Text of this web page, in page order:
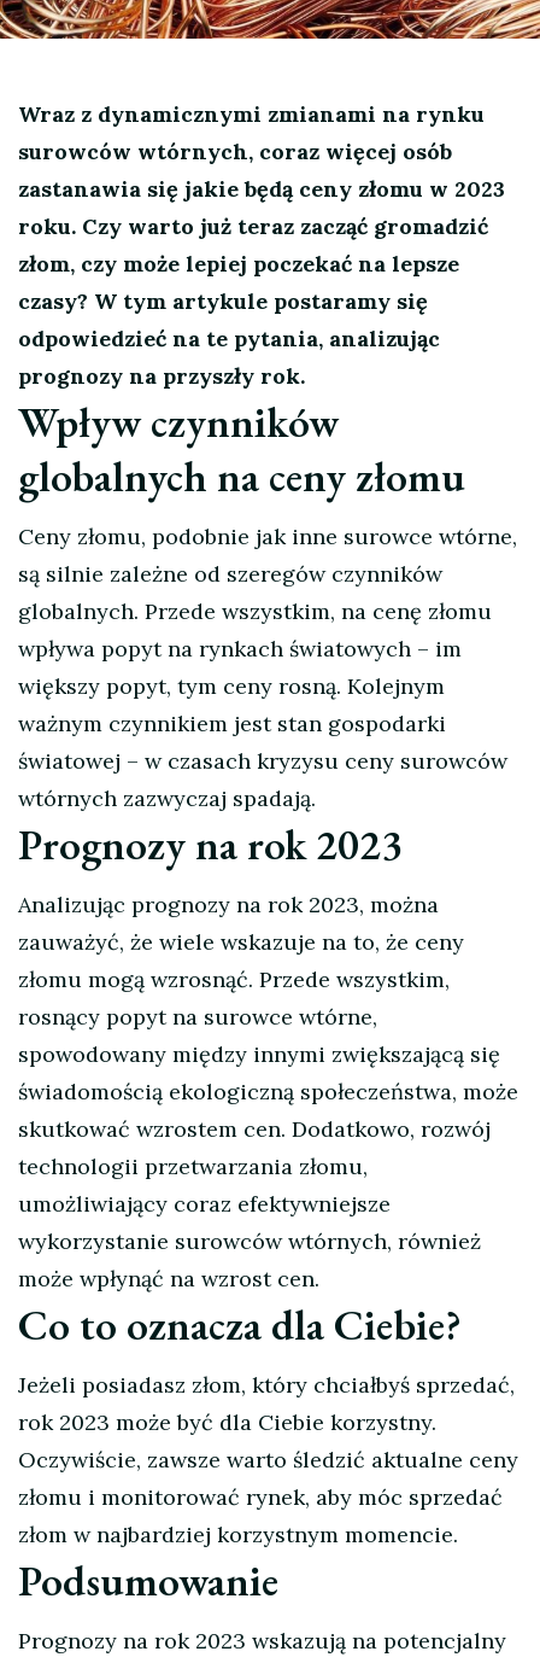
Wraz z dynamicznymi zmianami na rynku
surowców wtórnych, coraz więcej osób
zastanawia się jakie będą ceny złomu w 2023
roku. Czy warto już teraz zacząć gromadzić
złom, czy może lepiej poczekać na lepsze
czasy? W tym artykule postaramy się
odpowiedzieć na te pytania, analizując
prognozy na przyszły rok.
Wpływ czynników
globalnych na ceny złomu
Ceny złomu, podobnie jak inne surowce wtórne,
są silnie zależne od szeregów czynników
globalnych. Przede wszystkim, na cenę złomu
wpływa popyt na rynkach światowych – im
większy popyt, tym ceny rosną. Kolejnym
ważnym czynnikiem jest stan gospodarki
światowej – w czasach kryzysu ceny surowców
wtórnych zazwyczaj spadają.
Prognozy na rok 2023
Analizując prognozy na rok 2023, można
zauważyć, że wiele wskazuje na to, że ceny
złomu mogą wzrosnąć. Przede wszystkim,
rosnący popyt na surowce wtórne,
spowodowany między innymi zwiększającą się
świadomością ekologiczną społeczeństwa, może
skutkować wzrostem cen. Dodatkowo, rozwój
technologii przetwarzania złomu,
umożliwiający coraz efektywniejsze
wykorzystanie surowców wtórnych, również
może wpłynąć na wzrost cen.
Co to oznacza dla Ciebie?
Jeżeli posiadasz złom, który chciałbyś sprzedać,
rok 2023 może być dla Ciebie korzystny.
Oczywiście, zawsze warto śledzić aktualne ceny
złomu i monitorować rynek, aby móc sprzedać
złom w najbardziej korzystnym momencie.
Podsumowanie
Prognozy na rok 2023 wskazują na potencjalny